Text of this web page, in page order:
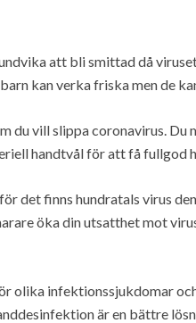
att bli smittad då
kan verka friska men de
du vill slippa coronavirus.
handtvål för att få fullgod
det finns hundratals virus
öka din utsatthet mot
olika infektionssjukdomar
är en bättre